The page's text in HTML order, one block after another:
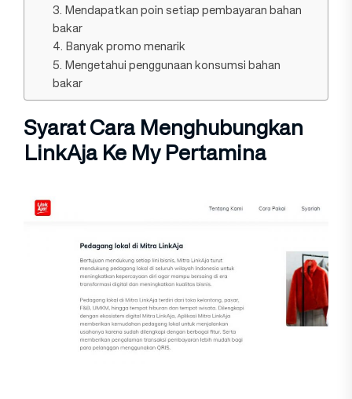
3. Mendapatkan poin setiap pembayaran bahan
bakar
4. Banyak promo menarik
5. Mengetahui penggunaan konsumsi bahan
bakar
Syarat Cara Menghubungkan
LinkAja Ke My Pertamina